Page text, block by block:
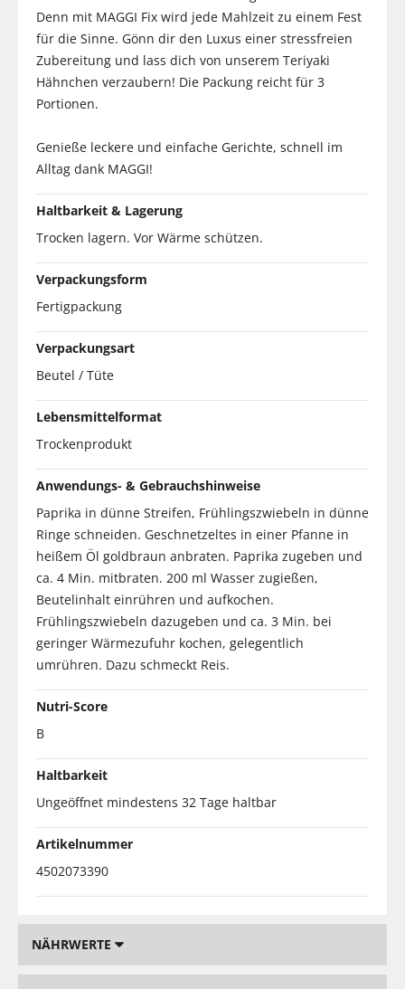
Denn mit MAGGI Fix wird jede Mahlzeit zu einem Fest
für die Sinne. Gönn dir den Luxus einer stressfreien
Zubereitung und lass dich von unserem Teriyaki
Hähnchen verzaubern! Die Packung reicht für 3
Portionen.
Genieße leckere und einfache Gerichte, schnell im
Alltag dank MAGGI!
Haltbarkeit & Lagerung
Trocken lagern. Vor Wärme schützen.
Verpackungsform
Fertigpackung
Verpackungsart
Beutel / Tüte
Lebensmittelformat
Trockenprodukt
Anwendungs- & Gebrauchshinweise
Paprika in dünne Streifen, Frühlingszwiebeln in dünne
Ringe schneiden. Geschnetzeltes in einer Pfanne in
heißem Öl goldbraun anbraten. Paprika zugeben und
ca. 4 Min. mitbraten. 200 ml Wasser zugießen,
Beutelinhalt einrühren und aufkochen.
Frühlingszwiebeln dazugeben und ca. 3 Min. bei
geringer Wärmezufuhr kochen, gelegentlich
umrühren. Dazu schmeckt Reis.
Nutri-Score
B
Haltbarkeit
Ungeöffnet mindestens 32 Tage haltbar
Artikelnummer
4502073390
NÄHRWERTE